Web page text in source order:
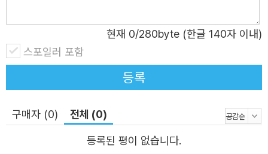
리 자신이다. 책의 마지막에는 독자 스스로 기후 관련 정보
를 읽고 판단할 수 있도록 IPCC 보고서 이해 방법을 부록으
로 덧붙여, ‘기후 스마트 세대’로 변모할 수 있는 실질적인 가
이드를 제공한다. 더 늦기 전에 기후 스마트 세대가 되어라
기후 위기는 먼 미래의 이야기가 아니라 우리의 매일에 영향
을 미치는 현실이다. 기후 변화라는 거대 담론을 제대로 이
해하고 이를 돌파하기 위한 기후 스마트 세대가 되기 위해서
현재 0/280byte (한글 140자 이내)
스포일러 포함
등록
구매자 (0) 전체 (0)
등록된 평이 없습니다.